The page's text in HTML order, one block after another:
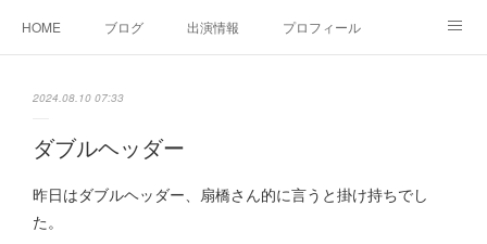
HOME ブログ 出演情報 プロフィール
2024.08.10 07:33
ダブルヘッダー
昨日はダブルヘッダー、扇橋さん的に言うと掛け持ちでし
た。